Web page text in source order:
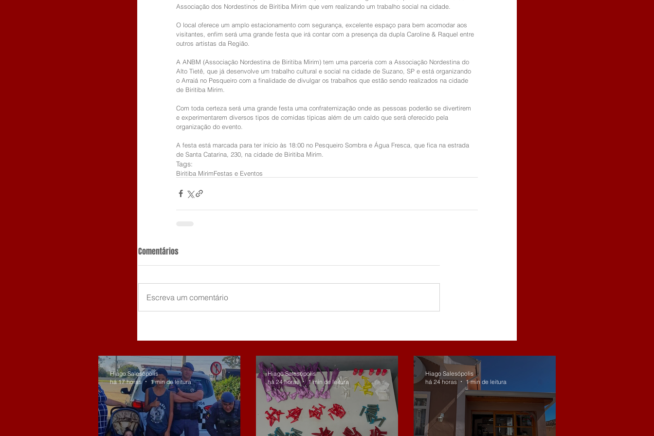
Associação dos Nordestinos de Biritiba Mirim que vem realizando um trabalho social na cidade.
O local oferece um amplo estacionamento com segurança, excelente espaço para bem acomodar aos
visitantes, enfim será uma grande festa que irá contar com a presença da dupla Caroline & Raquel entre
outros artistas da Região.
A ANBM (Associação Nordestina de Biritiba Mirim) tem uma parceria com a Associação Nordestina do
Alto Tietê, que já desenvolve um trabalho cultural e social na cidade de Suzano, SP e está organizando
o Arraiá no Pesqueiro com a finalidade de divulgar os trabalhos que estão sendo realizados na cidade
de Biritiba Mirim.
Com toda certeza será uma grande festa uma confraternização onde as pessoas poderão se divertirem
e experimentarem diversos tipos de comidas típicas além de um caldo que será oferecido pela
organização do evento.
A festa está marcada para ter início às 18:00 no Pesqueiro Sombra e Água Fresca, que fica na estrada
de Santa Catarina, 230, na cidade de Biritiba Mirim.
Tags:
Biritiba MirimFestas e Eventos
Comentários
Escreva um comentário
Hiago Salesópolis
há 17 horas
1 min de leitura
Hiago Salesópolis
há 24 horas
1 min de leitura
Hiago Salesópolis
há 24 horas
1 min de leitura